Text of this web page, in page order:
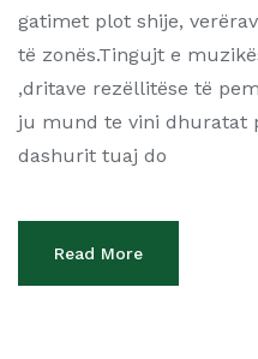
gatimet plot shije,
të zonës.Tingujt e
,dritave rezëllitëse të
ju mund te vini dhuratat
dashurit tuaj do
Read More